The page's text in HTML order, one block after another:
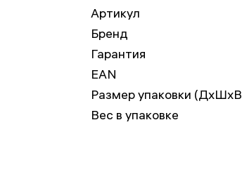
Артикул
Бренд
Гарантия
EAN
Размер упаковки
Вес в упаковке